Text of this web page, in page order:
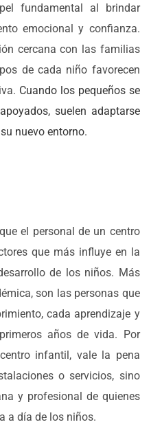
fundamental al brindar
emocional y confianza.
cercana con las familias
de cada niño favorecen
Cuando los pequeños se
suelen adaptarse
nuevo entorno.
el personal de un centro
que más influye en la
de los niños. Más
son las personas que
cada aprendizaje y
años de vida. Por
infantil, vale la pena
o servicios, sino
y profesional de quienes
a día de los niños.